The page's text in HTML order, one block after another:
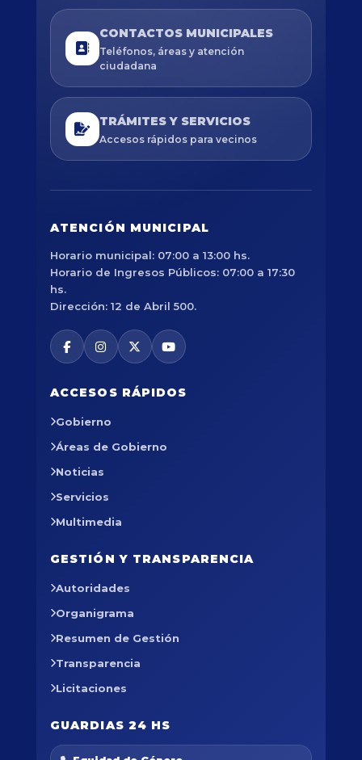
CONTACTOS MUNICIPALES
Teléfonos, áreas y atención
ciudadana
TRÁMITES Y SERVICIOS
Accesos rápidos para vecinos
ATENCIÓN MUNICIPAL
Horario municipal: 07:00 a 13:00 hs.
Horario de Ingresos Públicos: 07:00 a 17:30
hs.
Dirección: 12 de Abril 500.
ACCESOS RÁPIDOS
Gobierno
Áreas de Gobierno
Noticias
Servicios
Multimedia
GESTIÓN Y TRANSPARENCIA
Autoridades
Organigrama
Resumen de Gestión
Transparencia
Licitaciones
GUARDIAS 24 HS